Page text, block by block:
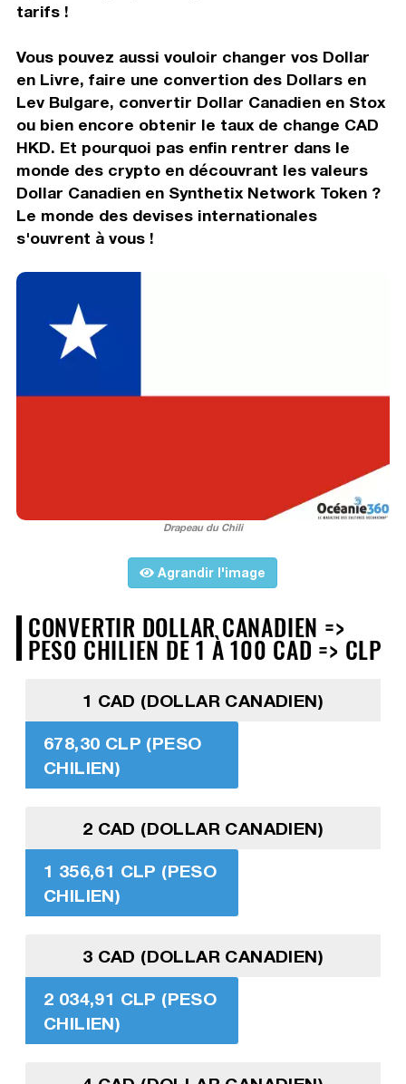
tarifs !
Vous pouvez aussi vouloir changer vos Dollar
en Livre, faire une convertion des Dollars en
Lev Bulgare, convertir Dollar Canadien en Stox
ou bien encore obtenir le taux de change CAD
HKD. Et pourquoi pas enfin rentrer dans le
monde des crypto en découvrant les valeurs
Dollar Canadien en Synthetix Network Token ?
Le monde des devises internationales
s'ouvrent à vous !
Drapeau du Chili
Agrandir l'image
CONVERTIR DOLLAR CANADIEN =>
PESO CHILIEN DE 1 À 100 CAD => CLP
1 CAD (DOLLAR CANADIEN)
678,30 CLP (PESO
CHILIEN)
2 CAD (DOLLAR CANADIEN)
1 356,61 CLP (PESO
CHILIEN)
3 CAD (DOLLAR CANADIEN)
2 034,91 CLP (PESO
CHILIEN)